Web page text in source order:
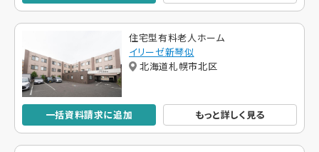
住宅型有料老人ホーム
イリーゼ新琴似
北海道札幌市北区
一括資料請求に追加 もっと詳しく見る